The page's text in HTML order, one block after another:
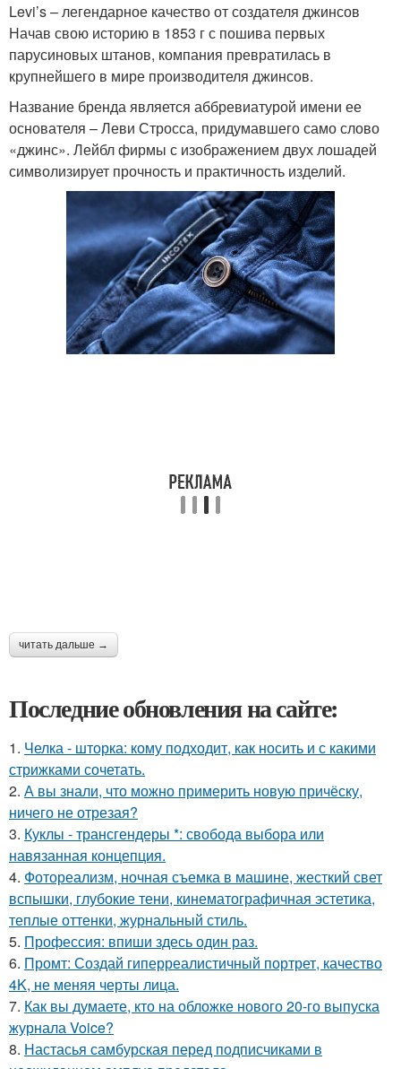
Levi’s – легендарное качество от создателя джинсов
Начав свою историю в 1853 г с пошива первых
парусиновых штанов, компания превратилась в
крупнейшего в мире производителя джинсов.
Название бренда является аббревиатурой имени ее
основателя – Леви Стросса, придумавшего само слово
«джинс». Лейбл фирмы с изображением двух лошадей
символизирует прочность и практичность изделий.
читать дальше →
Последние обновления на сайте:
1. Челка - шторка: кому подходит, как носить и с какими
стрижками сочетать.
2. А вы знали, что можно примерить новую причёску,
ничего не отрезая?
3. Куклы - трансгендеры *: свобода выбора или
навязанная концепция.
4. Фотореализм, ночная съемка в машине, жесткий свет
вспышки, глубокие тени, кинематографичная эстетика,
теплые оттенки, журнальный стиль.
5. Профессия: впиши здесь один раз.
6. Промт: Создай гиперреалистичный портрет, качество
4K, не меняя черты лица.
7. Как вы думаете, кто на обложке нового 20-го выпуска
журнала Voice?
8. Настасья самбурская перед подписчиками в